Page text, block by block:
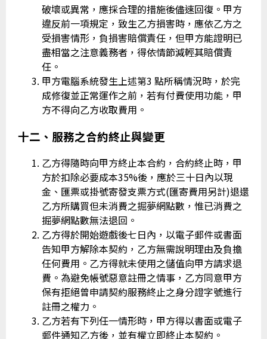
破壞或異常，應採合理的措施後儘速回復。甲方
違反前一項規定，致生乙方損害時，應依乙方之
受損害情形，負損害賠償責任，但甲方能證明已
盡相當之注意義務者，得依情節減輕其賠償責
任。
甲方電腦系統發生上述第3 點所稱情況時，於完
成修復並正常運作之前，若有付費使用功能，甲
方不得向乙方收取費用。
十二、服務之合約終止與變更
乙方得隨時向甲方終止本合約，合約終止時，甲
方於扣除必要成本35%後，應於三十日內以現
金、匯票或掛號寄發支票方式(匯寄費用另計)退還
乙方所購買但未消費之掘夢網點數，惟已消費之
掘夢網點數無法退回。
乙方得於開始遊戲後七日內，以電子郵件或書面
告知甲方解除本契約，乙方無需說明理由及負擔
任何費用。乙方得就未使用之儲值向甲方請求退
費。為避免帳號惡意註冊之情事，乙方同意甲方
保有拒絕曾申請契約服務終止之身分證字號進行
註冊之權力。
乙方若有下列任一情形時，甲方得以書面或電子
郵件通知乙方後，並有權立即終止本契約。